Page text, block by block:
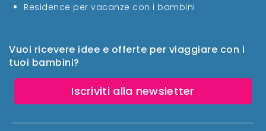
Vuoi ricevere idee e offerte per viaggiare con i
tuoi bambini?
Iscriviti alla newsletter
Residence per vacanze con i bambini